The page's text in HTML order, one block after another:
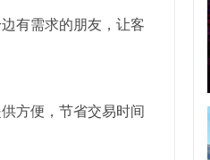
有需求的朋友，让客
方便，节省交易时间